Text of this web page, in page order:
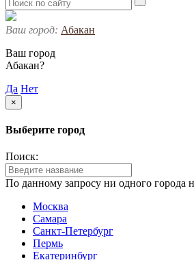
Ваш город: Абакан
Ваш город
Абакан?
Да Нет
×
Выберите город
Поиск:
По данному запросу ни одного города
Москва
Самара
Санкт-Петербург
Пермь
Екатеринбург